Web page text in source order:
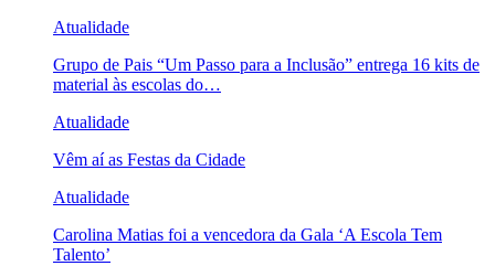
Atualidade
Grupo de Pais “Um Passo para a Inclusão” entrega 16 kits de
material às escolas do…
Atualidade
Vêm aí as Festas da Cidade
Atualidade
Carolina Matias foi a vencedora da Gala ‘A Escola Tem
Talento’